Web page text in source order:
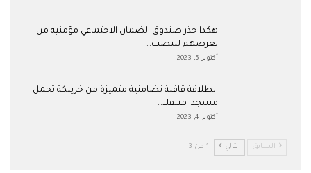
هكذا حذر صندوق الضمان الاجتماعي مؤمنيه من
تعرضهم للنصب…
أكتوبر 5, 2023
انطلاقة قافلة تضامنية متميزة من خريبكة تحمل
مسجدا متنقلا…
أكتوبر 4, 2023
السابق التالي 1 من 3